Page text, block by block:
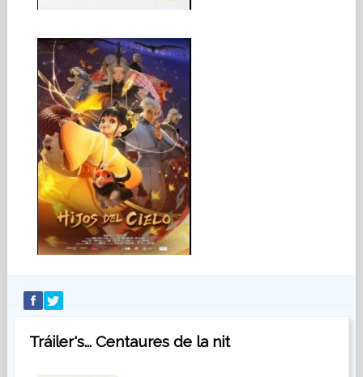
Tráiler's... Centaures de la nit